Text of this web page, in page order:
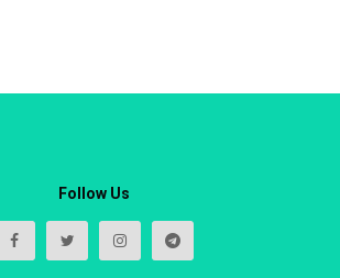
Follow Us